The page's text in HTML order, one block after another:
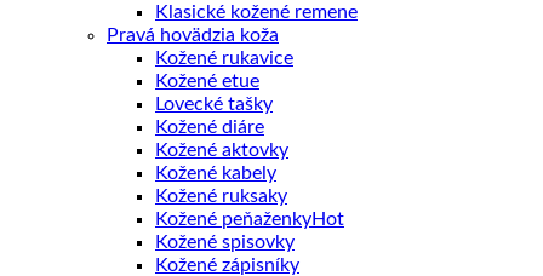
Klasické kožené remene
Pravá hovädzia koža
Kožené rukavice
Kožené etue
Lovecké tašky
Kožené diáre
Kožené aktovky
Kožené kabely
Kožené ruksaky
Kožené peňaženky
Kožené spisovky
Kožené zápisníky